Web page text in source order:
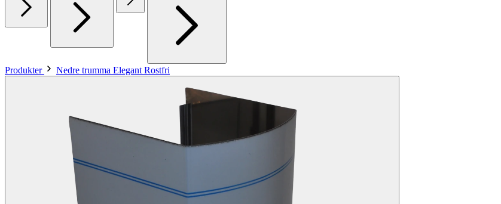
Produkter Nedre trumma Elegant Rostfri